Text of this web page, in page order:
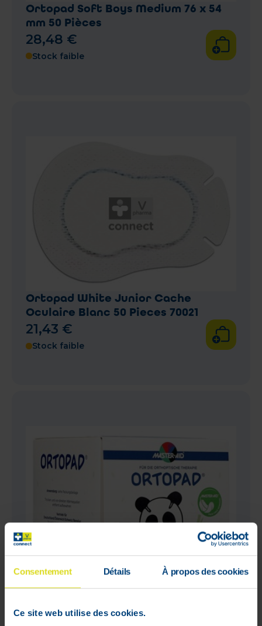
Consentement Détails À propos des cookies
Ce site web utilise des cookies.
Ortopad Soft Boys Medium 76 x 54
mm 50 Pièces
28,48 €
Stock faible
Ortopad White Junior Cache
Oculaire Blanc 50 Pieces 70021
21,43 €
Stock faible